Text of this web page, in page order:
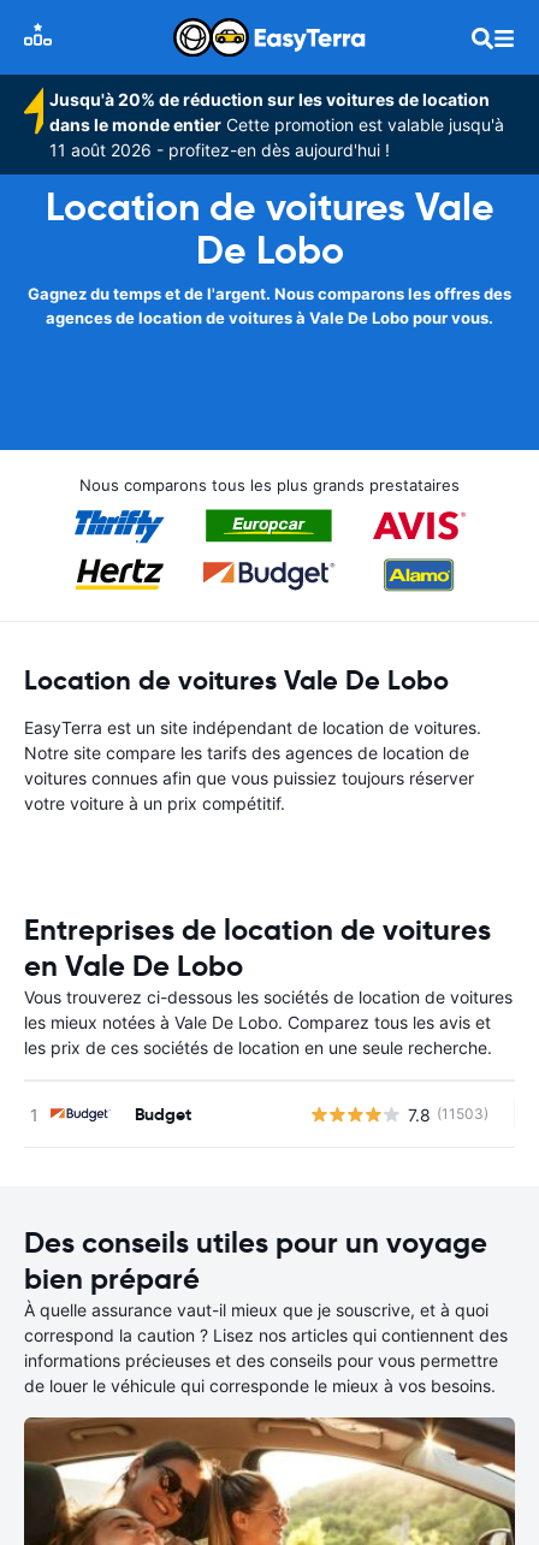
Jusqu'à 20% de réduction sur les voitures de location
dans le monde entier Cette promotion est valable jusqu'à
11 août 2026 - profitez-en dès aujourd'hui !
Location de voitures Vale
De Lobo
Gagnez du temps et de l'argent. Nous comparons les offres des
agences de location de voitures à Vale De Lobo pour vous.
Nous comparons tous les plus grands prestataires
Location de voitures Vale De Lobo
EasyTerra est un site indépendant de location de voitures.
Notre site compare les tarifs des agences de location de
voitures connues afin que vous puissiez toujours réserver
votre voiture à un prix compétitif.
Entreprises de location de voitures
en Vale De Lobo
Vous trouverez ci-dessous les sociétés de location de voitures
les mieux notées à Vale De Lobo. Comparez tous les avis et
les prix de ces sociétés de location en une seule recherche.
Budget 7.8 (11503)
Des conseils utiles pour un voyage
bien préparé
À quelle assurance vaut-il mieux que je souscrive, et à quoi
correspond la caution ? Lisez nos articles qui contiennent des
informations précieuses et des conseils pour vous permettre
de louer le véhicule qui corresponde le mieux à vos besoins.